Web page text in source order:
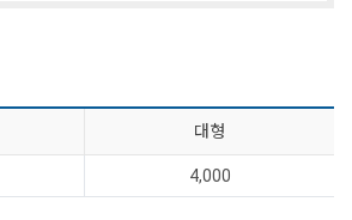
대 형
4,000